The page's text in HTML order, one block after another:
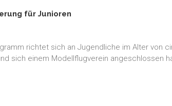
für Junioren
richtet sich an Jugendliche im Alter von
sich einem Modellflugverein angeschlossen